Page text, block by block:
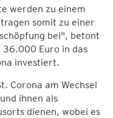
werden zu einem
somit zu einer
bei", betont
36.000 Euro in das
investiert.
Corona am Wechsel
ihnen als
dienen, wobei es